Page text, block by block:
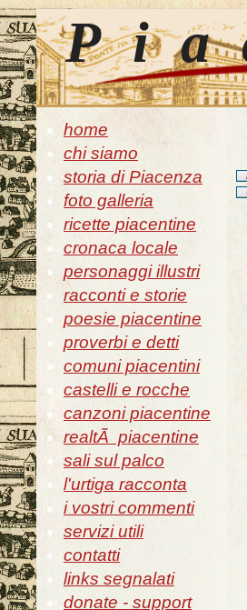
home
chi siamo
storia di Piacenza
foto galleria
ricette piacentine
cronaca locale
personaggi illustri
racconti e storie
poesie piacentine
proverbi e detti
comuni piacentini
castelli e rocche
canzoni piacentine
realtÃ piacentine
sali sul palco
l'urtiga racconta
i vostri commenti
servizi utili
contatti
links segnalati
donate - support